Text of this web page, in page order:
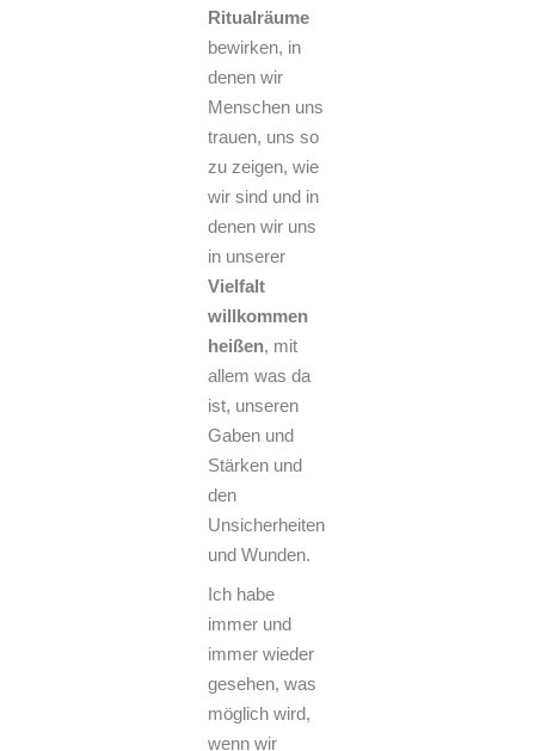
Ritualräume
bewirken, in
denen wir
Menschen uns
trauen, uns so
zu zeigen, wie
wir sind und in
denen wir uns
in unserer
Vielfalt
willkommen
heißen, mit
allem was da
ist, unseren
Gaben und
Stärken und
den
Unsicherheiten
und Wunden.
Ich habe
immer und
immer wieder
gesehen, was
möglich wird,
wenn wir